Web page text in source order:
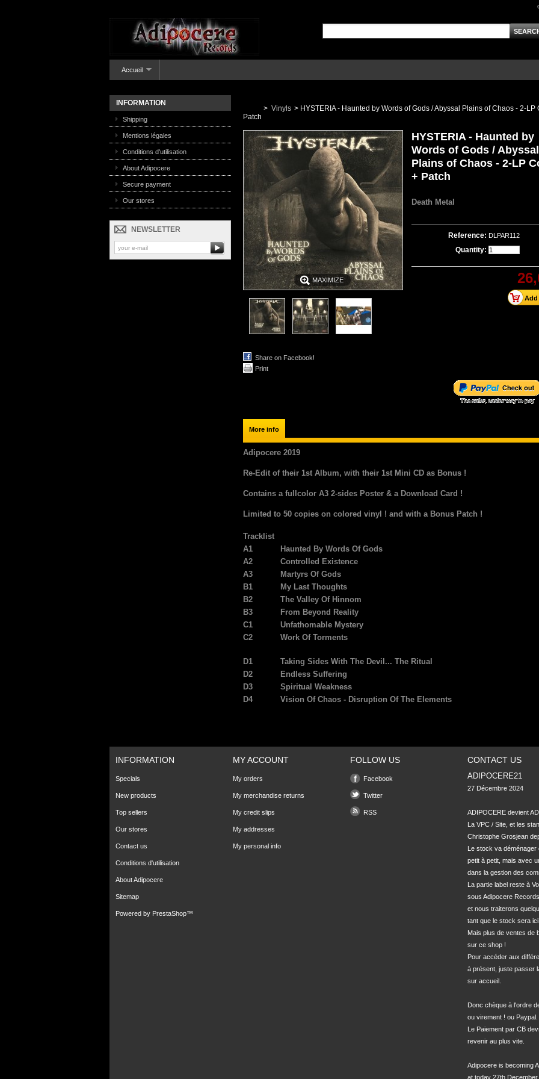
Accueil
INFORMATION
Shipping
Mentions légales
Conditions d'utilisation
About Adipocere
Secure payment
Our stores
NEWSLETTER
> Vinyls > HYSTERIA - Haunted by Words of Gods / Abyssal Plains of Chaos - 2-LP
Patch
MAXIMIZE
Share on Facebook!
Print
HYSTERIA - Haunted by
Words of Gods / Abyssal
Plains of Chaos - 2-LP
+ Patch
Death Metal
Reference: DLPAR112
Quantity:
More info
Adipocere 2019
Re-Edit of their 1st Album, with their 1st Mini CD as Bonus !
Contains a fullcolor A3 2-sides Poster & a Download Card !
Limited to 50 copies on colored vinyl ! and with a Bonus Patch !
Tracklist
A1
Haunted By Words Of Gods
A2
Controlled Existence
A3
Martyrs Of Gods
B1
My Last Thoughts
B2
The Valley Of Hinnom
B3
From Beyond Reality
C1
Unfathomable Mystery
C2
Work Of Torments
D1
Taking Sides With The Devil... The Ritual
D2
Endless Suffering
D3
Spiritual Weakness
D4
Vision Of Chaos - Disruption Of The Elements
INFORMATION
Specials
New products
Top sellers
Our stores
Contact us
Conditions d'utilisation
About Adipocere
Sitemap
Powered by PrestaShop™
MY ACCOUNT
My orders
My merchandise returns
My credit slips
My addresses
My personal info
FOLLOW US
Facebook
Twitter
RSS
CONTACT US
ADIPOCERE21
27 Décembre 2024
ADIPOCERE devient
La VPC / Site, et les
Christophe Grosjean
Le stock va
petit à petit, mais avec
dans la gestion des
La partie label reste à
sous Adipocere Records
et nous traiterons
tant que le stock sera
Mais plus de ventes de
sur ce shop !
Pour accéder aux
à présent, juste passer
sur accueil.
Donc chèque à l'ordre
ou virement ! ou Paypal.
Le Paiement par CB
revenir au plus vite.
Adipocere is becoming
at today 27th December